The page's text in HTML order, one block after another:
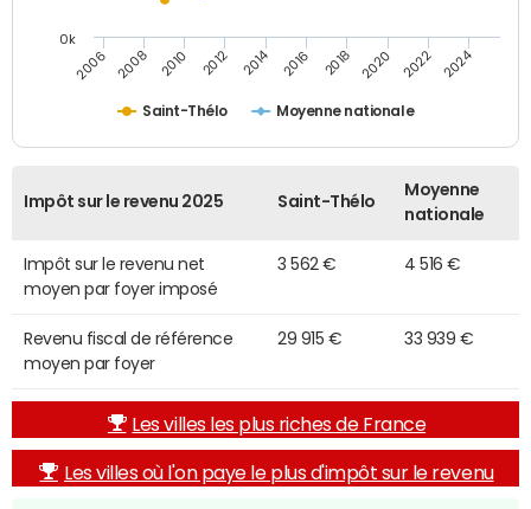
Saint-Thélo Moyenne nationale
2006 2008 2010 2012 2014 2016 2018 2020 2022 2024
0k
Impôt sur le revenu 2025 Saint-Thélo
Moyenne
nationale
Impôt sur le revenu net
moyen par foyer imposé
3 562 € 4 516 €
Revenu fiscal de référence
moyen par foyer
29 915 € 33 939 €
Les villes les plus riches de France
Les villes où l'on paye le plus d'impôt sur le revenu